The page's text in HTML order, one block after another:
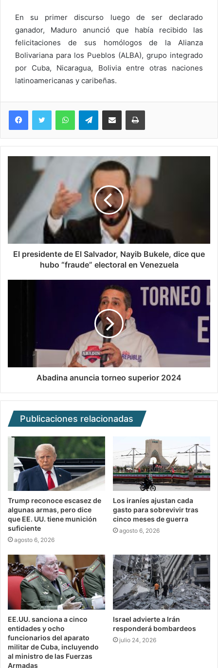
En su primer discurso luego de ser declarado
ganador, Maduro anunció que había recibido las
felicitaciones de sus homólogos de la Alianza
Bolivariana para los Pueblos (ALBA), grupo integrado
por Cuba, Nicaragua, Bolivia entre otras naciones
latinoamericanas y caribeñas.
WhatsAppTelegramCompartir via Email Imprimi
El presidente de El Salvador, Nayib Bukele, dice que
hubo “fraude” electoral en Venezuela
Abadina anuncia torneo superior 2024
Publicaciones relacionadas
Trump reconoce escasez de
algunas armas, pero dice
que EE. UU. tiene munición
suficiente
agosto 6, 2026
Los iraníes ajustan cada
gasto para sobrevivir tras
cinco meses de guerra
agosto 6, 2026
EE.UU. sanciona a cinco
entidades y ocho
funcionarios del aparato
militar de Cuba, incluyendo
al ministro de las Fuerzas
Armadas
Israel advierte a Irán
responderá bombardeos
julio 24, 2026